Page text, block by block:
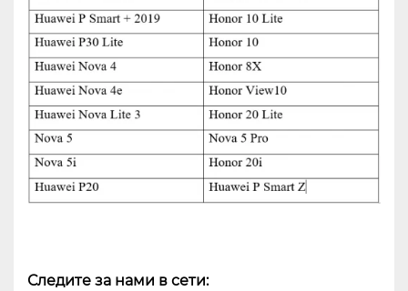
Следите за нами в сети: